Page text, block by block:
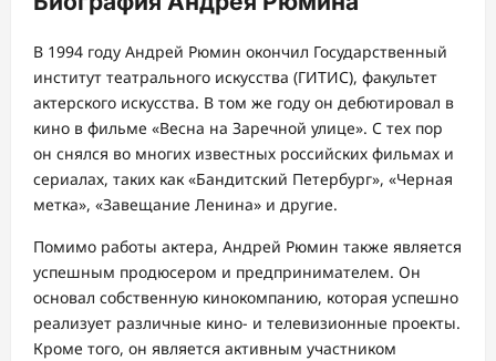
В 1994 году Андрей Рюмин окончил Государственный
институт театрального искусства (ГИТИС), факультет
актерского искусства. В том же году он дебютировал в
кино в фильме «Весна на Заречной улице». С тех пор
он снялся во многих известных российских фильмах и
сериалах, таких как «Бандитский Петербург», «Черная
метка», «Завещание Ленина» и другие.
Помимо работы актера, Андрей Рюмин также является
успешным продюсером и предпринимателем. Он
основал собственную кинокомпанию, которая успешно
реализует различные кино- и телевизионные проекты.
Кроме того, он является активным участником